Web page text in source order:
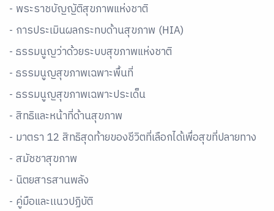
- พระราชบัญญัติสุขภาพแห่งชาติ
- การประเมินผลกระทบด้านสุขภาพ (HIA)
- ธรรมนูญว่าด้วยระบบสุขภาพแห่งชาติ
- ธรรมนูญสุขภาพเฉพาะพื้นที่
- ธรรมนูญสุขภาพเฉพาะประเด็น
- สิทธิและหน้าที่ด้านสุขภาพ
- มาตรา 12 สิทธิสุดท้ายของชีวิตที่เลือกได้เพื่อสุขที่ปลายทาง
- สมัชชาสุขภาพ
- นิตยสารสานพลัง
- คู่มือและเเนวปฏิบัติ